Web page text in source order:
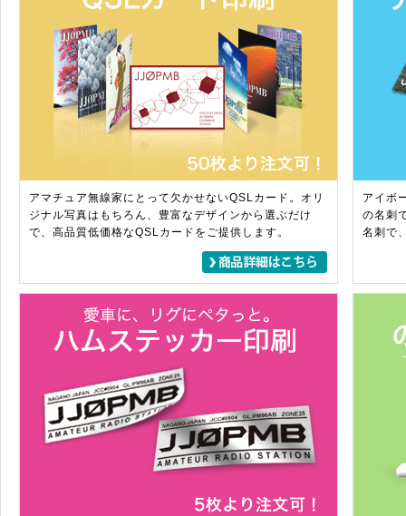
アマチュア無線家にとって欠かせないQSLカード。オリ
ジナル写真はもちろん、豊富なデザインから選ぶだけ
で、高品質低価格なQSLカードをご提供します。
アイボ
の名刺
名刺で